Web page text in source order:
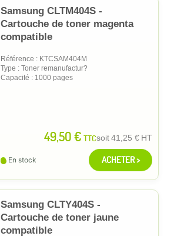
Samsung CLTM404S -
Cartouche de toner magenta
compatible
Référence : KTCSAM404M
Type : Toner remanufactur?
Capacité : 1000 pages
49,50 € TTCsoit41,25 € HT
En stock ACHETER >
Samsung CLTY404S -
Cartouche de toner jaune
compatible